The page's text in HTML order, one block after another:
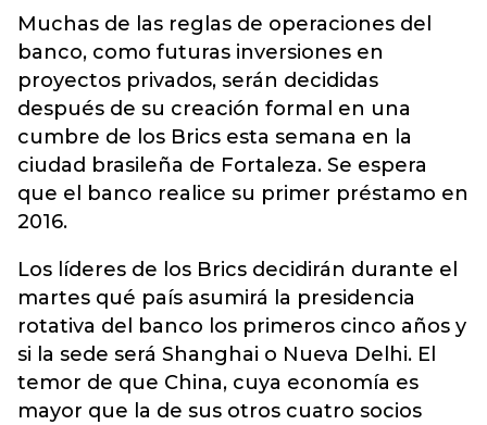
Muchas de las reglas de operaciones del
banco, como futuras inversiones en
proyectos privados, serán decididas
después de su creación formal en una
cumbre de los Brics esta semana en la
ciudad brasileña de Fortaleza. Se espera
que el banco realice su primer préstamo en
2016.
Los líderes de los Brics decidirán durante el
martes qué país asumirá la presidencia
rotativa del banco los primeros cinco años y
si la sede será Shanghai o Nueva Delhi. El
temor de que China, cuya economía es
mayor que la de sus otros cuatro socios